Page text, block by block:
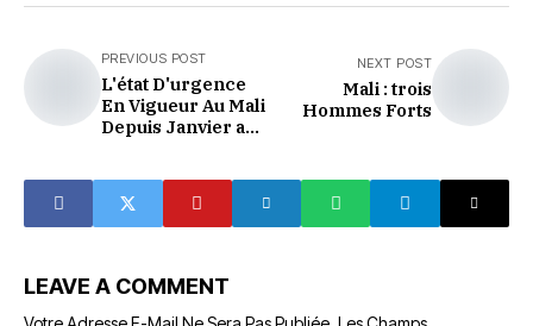
PREVIOUS POST
L'état D'urgence
En Vigueur Au Mali
Depuis Janvier a
NEXT POST
Mali : trois
Hommes Forts
LEAVE A COMMENT